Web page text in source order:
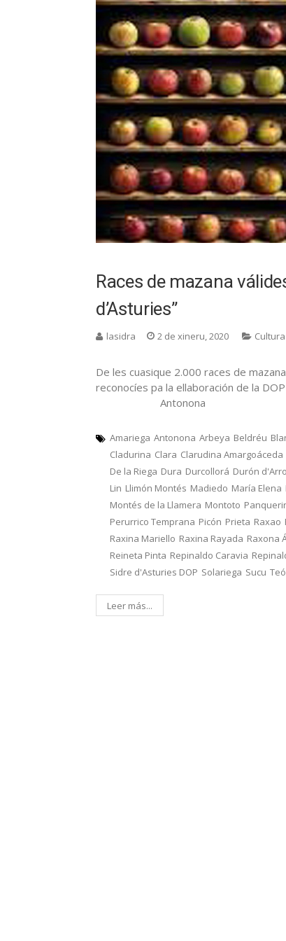
Races de mazana
d’Asturies”
lasidra 2 de xineru, 2020
De les cuasique 2.000 races de
reconocíes pa la ellaboración de la
Antonona
Amariega Antonona Arbeya Beldréu
Cladurina Clara Clarudina Amargoáceda
De la Riega Dura Durcollorá Durón
Lin Llimón Montés Madiedo María Elena
Montés de la Llamera Montoto
Perurrico Temprana Picón Prieta Raxao
Raxina Mariello Raxina Rayada Raxona
Reineta Pinta Repinaldo Caravia
Sidre d'Asturies DOP Solariega Sucu
Leer más...